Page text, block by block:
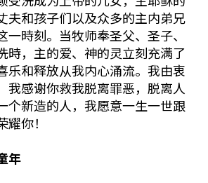
夫和孩子们以及众多的主内弟兄
時刻。当牧师奉圣父、圣子、
時，主的爱、神的灵立刻充满了
乐和释放从我内心涌流。我由衷
我感谢你救我脱离罪恶，脱离人
个新造的人，我愿意一生一世跟
你！
年